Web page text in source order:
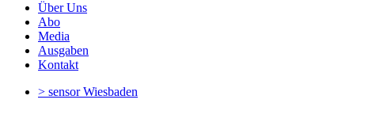
Über Uns
Abo
Media
Ausgaben
Kontakt
> sensorWiesbaden